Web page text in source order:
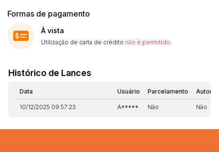
Formas de pagamento
À vista
Utilização de carta de crédito não é permitido
Histórico de Lances
Data Usuário Parcelamento
10/12/2025 09:57:23 A***** Não Não